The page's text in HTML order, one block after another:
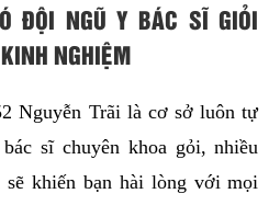
ĐỘI NGŨ Y BÁC SĨ GIỎI
NGHIỆM
Nguyễn Trãi là cơ sở luôn tự
sĩ chuyên khoa gỏi, nhiều
sẽ khiến bạn hài lòng với mọi